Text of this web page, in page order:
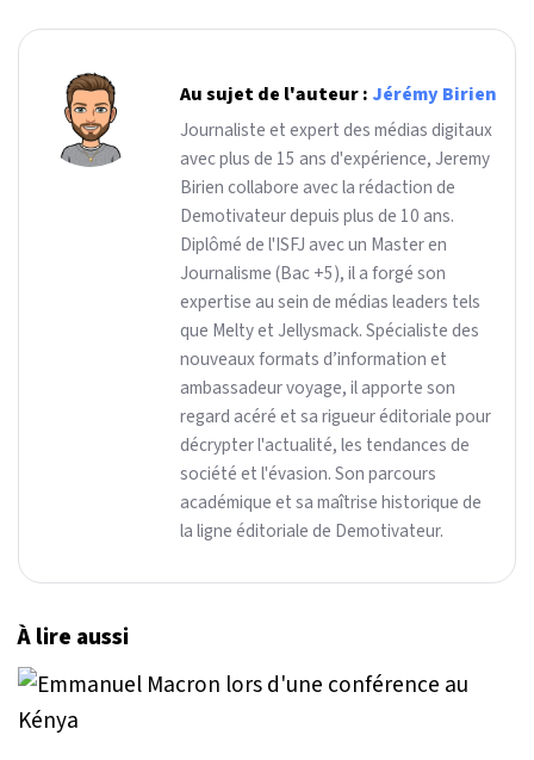
Au sujet de l'auteur : Jérémy Birien
Journaliste et expert des médias digitaux
avec plus de 15 ans d'expérience, Jeremy
Birien collabore avec la rédaction de
Demotivateur depuis plus de 10 ans.
Diplômé de l'ISFJ avec un Master en
Journalisme (Bac +5), il a forgé son
expertise au sein de médias leaders tels
que Melty et Jellysmack. Spécialiste des
nouveaux formats d’information et
ambassadeur voyage, il apporte son
regard acéré et sa rigueur éditoriale pour
décrypter l'actualité, les tendances de
société et l'évasion. Son parcours
académique et sa maîtrise historique de
la ligne éditoriale de Demotivateur.
À lire aussi